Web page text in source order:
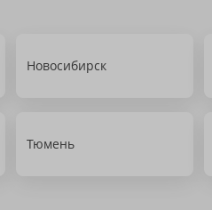
Новосибирск
Тюмень